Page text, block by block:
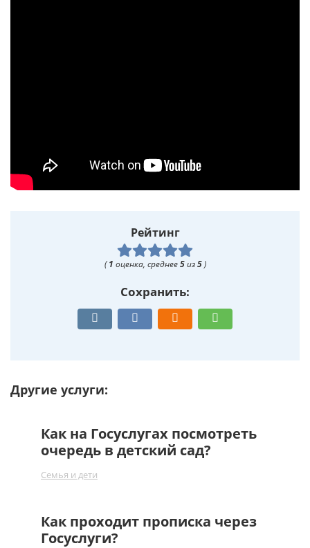
Рейтинг
(1 оценка, среднее5из5)
Сохранить:
Другие услуги:
Как на Госуслугах посмотреть
очередь в детский сад?
Семья и дети
Как проходит прописка через
Госуслуги?